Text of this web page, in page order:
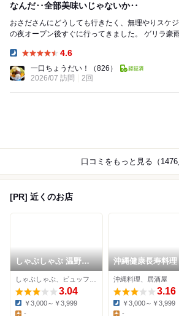
なんだ‥全部美味いじゃないか‥
おさださんにどうしても行きたく、無理やりスケ
の夜オープン後すぐに行ってきました。 ゲリラ豪雨が降る中でしたの
4.6
一口ちょうだい！
（826）
2026/07 訪問
2回
口コミをもっと見る（1476
[PR] 近くのお店
しゃぶしゃぶ 温野菜
ときわ台店
3.04
Dinner:
￥3,000～￥3,999
-
沖縄健康長寿料理
人 大山店
沖縄料理、居酒屋
3.16
Dinner:
￥3,000～￥3,999
-